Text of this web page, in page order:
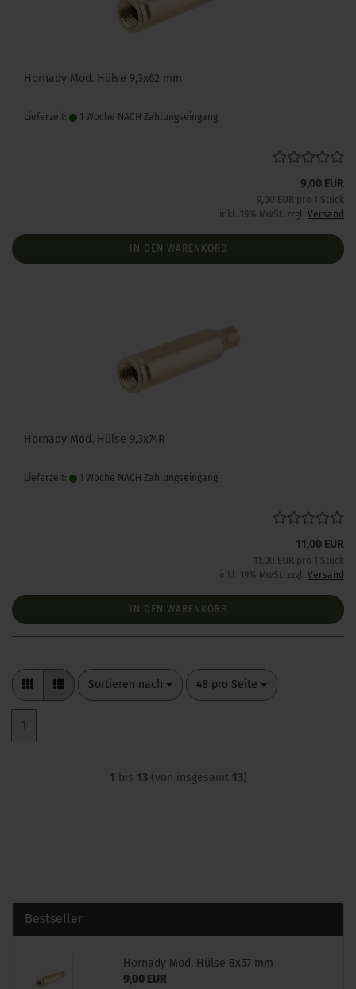
Hornady Mod. Hülse 9,3x62 mm
Lieferzeit: 1 Woche NACH Zahlungseingang
9,00 EUR
9,00 EUR pro 1 Stück
inkl. 19% MwSt. zzgl. Versand
IN DEN WARENKORB
Hornady Mod. Hülse 9,3x74R
Lieferzeit: 1 Woche NACH Zahlungseingang
11,00 EUR
11,00 EUR pro 1 Stück
inkl. 19% MwSt. zzgl. Versand
IN DEN WARENKORB
Sortieren nach
Sortieren nach 48 pro Seite
pro Seite
1
1 bis 13(von insgesamt 13)
Bestseller
Hornady Mod. Hülse 8x57 mm
9,00 EUR